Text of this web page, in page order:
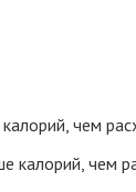
чем
калорий, чем